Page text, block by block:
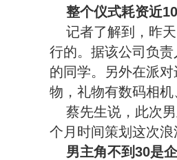
整个仪式耗资近
记者了解到，昨
行的。据该公司负
的同学。另外在派
物，礼物有数码相
蔡先生说，此次
个月时间策划这次
男主角不到30是